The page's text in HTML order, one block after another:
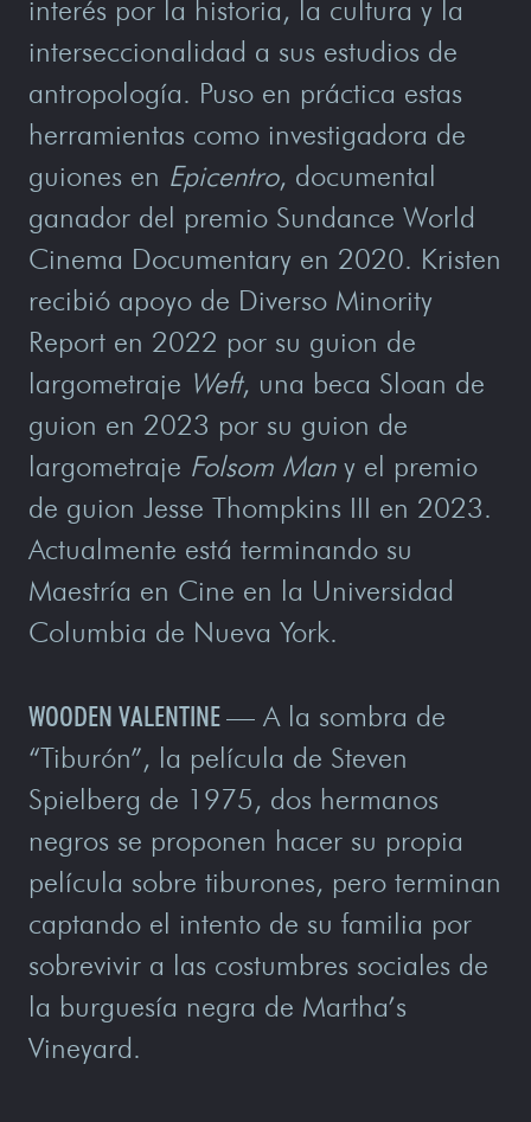
interés por la historia, la cultura y la
interseccionalidad a sus estudios de
antropología. Puso en práctica estas
herramientas como investigadora de
guiones en Epicentro, documental
ganador del premio Sundance World
Cinema Documentary en 2020. Kristen
recibió apoyo de Diverso Minority
Report en 2022 por su guion de
largometraje Weft, una beca Sloan de
guion en 2023 por su guion de
largometraje Folsom Many el premio
de guion Jesse Thompkins III en 2023.
Actualmente está terminando su
Maestría en Cine en la Universidad
Columbia de Nueva York.
WOODEN VALENTINE— A la sombra de
“Tiburón”, la película de Steven
Spielberg de 1975, dos hermanos
negros se proponen hacer su propia
película sobre tiburones, pero terminan
captando el intento de su familia por
sobrevivir a las costumbres sociales de
la burguesía negra de Martha’s
Vineyard.